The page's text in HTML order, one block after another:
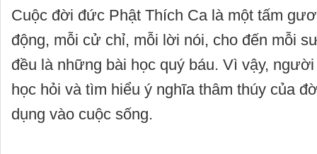
Cuộc đời đức Phật Thích Ca là một tấm
động, mỗi cử chỉ, mỗi lời nói, cho đến mỗi
đều là những bài học quý báu. Vì vậy,
học hỏi và tìm hiểu ý nghĩa thâm thúy của
dụng vào cuộc sống.